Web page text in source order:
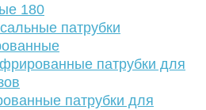
180
патрубки
патрубки для
патрубки для